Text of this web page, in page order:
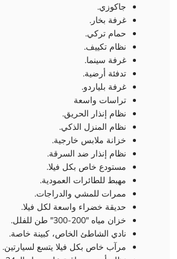
جاكوزي.
غرفة بخار.
حمام تركي.
نظام تكييف.
غرفة سينما.
تدفئة أرضية.
غرفة بلياردو.
تراسات واسعة
نظام إنذار الحريق.
نظام المنزل الذكي.
خزانة ملابس خارجية.
نظام إنذار ضد السرقة.
مستودع خاص بكل فيلا.
مهبط للطائرات العمودية.
ممرات للمشي والدراجات.
حديقة خضراء واسعة لكل فيلا.
خزان مياه "200-300" طن للفلل.
نادي الشاطئ الخاص، كبينة خاصة.
مرآب خاص بكل فيلا يتسع لسيارتين.